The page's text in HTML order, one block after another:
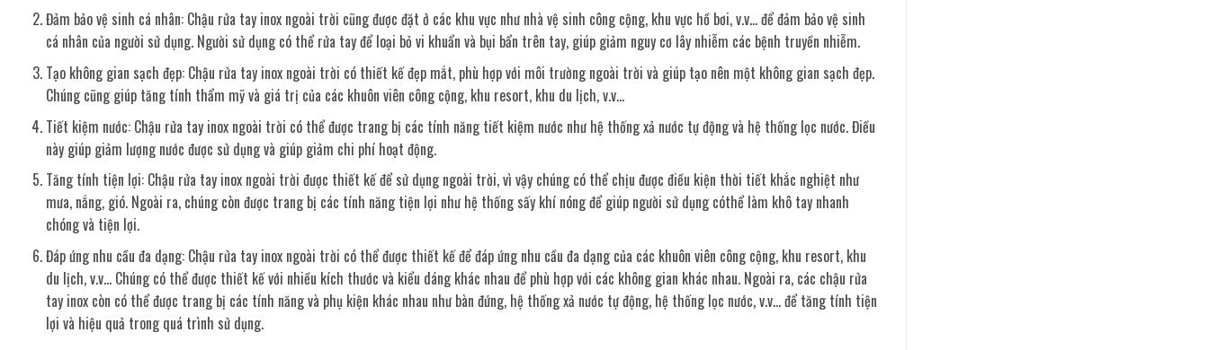
Đảm bảo vệ sinh cá nhân: Chậu rửa tay inox ngoài trời cũng được đặt ở các khu vực như nhà vệ sinh công cộng, khu vực hồ bơi, v.v… để đảm bảo vệ sinh
cá nhân của người sử dụng. Người sử dụng có thể rửa tay để loại bỏ vi khuẩn và bụi bẩn trên tay, giúp giảm nguy cơ lây nhiễm các bệnh truyền nhiễm.
Tạo không gian sạch đẹp: Chậu rửa tay inox ngoài trời có thiết kế đẹp mắt, phù hợp với môi trường ngoài trời và giúp tạo nên một không gian sạch đẹp.
Chúng cũng giúp tăng tính thẩm mỹ và giá trị của các khuôn viên công cộng, khu resort, khu du lịch, v.v…
Tiết kiệm nước: Chậu rửa tay inox ngoài trời có thể được trang bị các tính năng tiết kiệm nước như hệ thống xả nước tự động và hệ thống lọc nước. Điều
này giúp giảm lượng nước được sử dụng và giúp giảm chi phí hoạt động.
Tăng tính tiện lợi: Chậu rửa tay inox ngoài trời được thiết kế để sử dụng ngoài trời, vì vậy chúng có thể chịu được điều kiện thời tiết khắc nghiệt như
mưa, nắng, gió. Ngoài ra, chúng còn được trang bị các tính năng tiện lợi như hệ thống sấy khí nóng để giúp người sử dụng cóthể làm khô tay nhanh
chóng và tiện lợi.
Đáp ứng nhu cầu đa dạng: Chậu rửa tay inox ngoài trời có thể được thiết kế để đáp ứng nhu cầu đa dạng của các khuôn viên công cộng, khu resort, khu
du lịch, v.v… Chúng có thể được thiết kế với nhiều kích thước và kiểu dáng khác nhau để phù hợp với các không gian khác nhau. Ngoài ra, các chậu rửa
tay inox còn có thể được trang bị các tính năng và phụ kiện khác nhau như bàn đứng, hệ thống xả nước tự động, hệ thống lọc nước, v.v… để tăng tính tiện
lợi và hiệu quả trong quá trình sử dụng.